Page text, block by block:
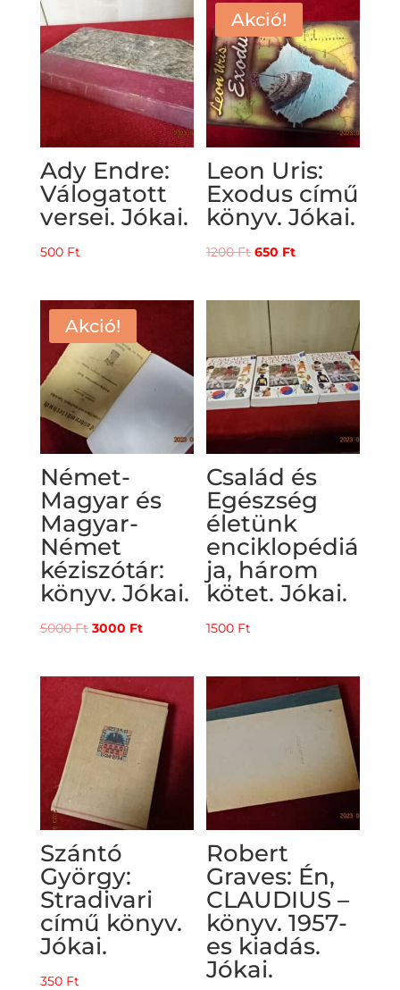
Ady Endre:
Válogatott
versei. Jókai.
500 Ft
Akció!
Leon Uris:
Exodus című
könyv. Jókai.
1200Ft Original
was:
1200 Ft.
650 FtCurrent
is:
Akció!
Német-
Magyar és
Magyar-
Német
kéziszótár:
könyv. Jókai.
5000Ft Original
was:
5000 Ft.
3000 FtCurrent
is:
3000 Ft.
Család és
Egészség
életünk
enciklopédiá
ja, három
kötet. Jókai.
1500 Ft
Szántó
György:
Stradivari
című könyv.
Jókai.
350 Ft
Robert
Graves: Én,
CLAUDIUS –
könyv. 1957-
es kiadás.
Jókai.